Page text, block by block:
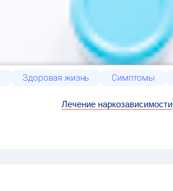
Здоровая жизнь Симптомы
Лечение наркозависимости